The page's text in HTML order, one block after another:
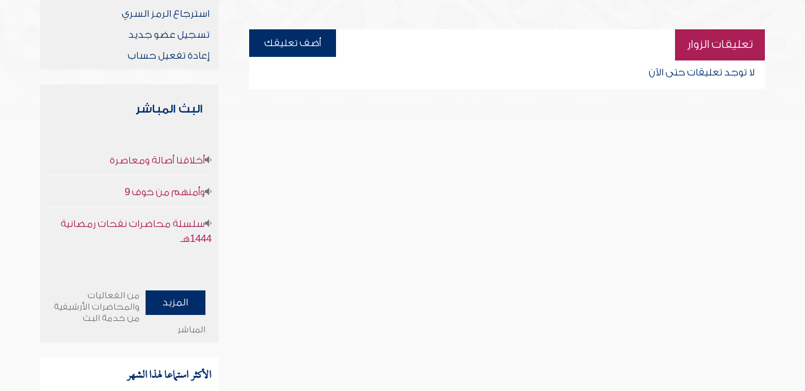
تعليقات الزوار أضف تعليقك
لا توجد تعليقات حتى الآن
استرجاع الرمز السري
تسجيل عضو جديد
إعادة تفعيل حساب
البث المباشر
أخلاقنا أصالة ومعاصرة
وأمنهم من خوف 9
سلسلة محاضرات نفحات رمضانية
1444هـ
المزيد
من الفعاليات
والمحاضرات الأرشيفية
من خدمة البث
المباشر
الأكثر استماعا لهذا الشهر